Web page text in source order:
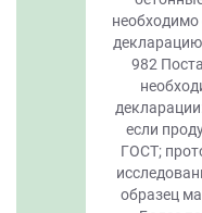
982
если
ГОСТ;
образец